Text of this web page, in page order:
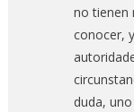
no tienen
conocer,
duda,